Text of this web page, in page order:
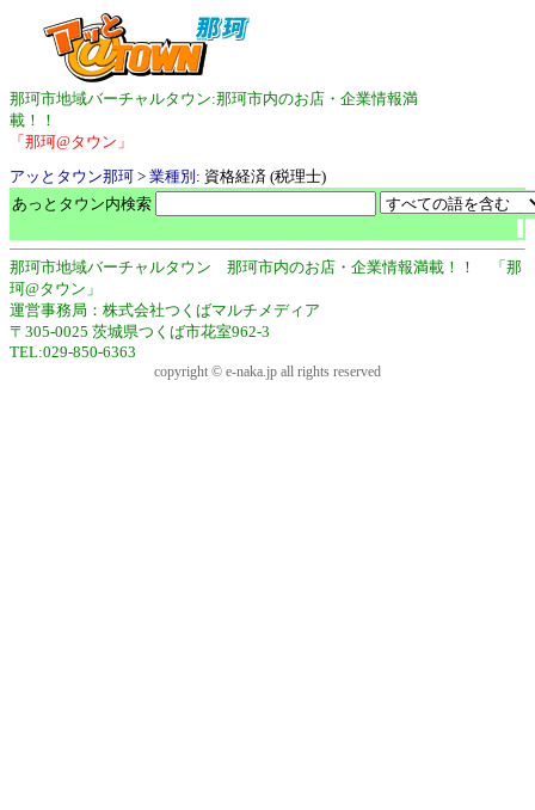
那珂市地域バーチャルタウン:那珂市内のお店・企業情報満
載！！
「那珂@タウン」
アッとタウン那珂 > 業種別 : 資格経済 (税理士)
あっとタウン内検索
那珂市地域バーチャルタウン 那珂市内のお店・企業情報満載！！ 「那
珂@タウン」
運営事務局：株式会社つくばマルチメディア
〒305-0025 茨城県つくば市花室962-3
TEL:029-850-6363
copyright © e-naka.jp all rights reserved